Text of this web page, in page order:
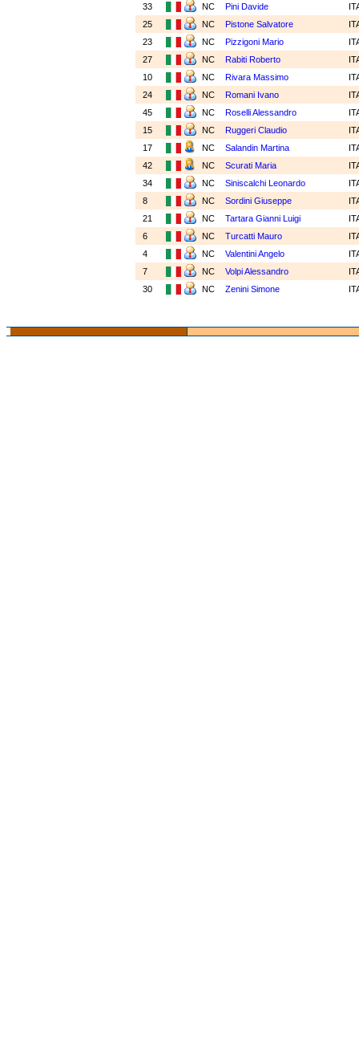
33
NC Pini Davide
25
NC Pistone Salvatore
23
NC Pizzigoni Mario
27
NC Rabiti Roberto
10
NC Rivara Massimo
24
NC Romani Ivano
45
NC Roselli Alessandro
15
NC Ruggeri Claudio
17
NC Salandin Martina
42
NC Scurati Maria
34
NC Siniscalchi Leonardo
8
NC Sordini Giuseppe
21
NC Tartara Gianni Luigi
6
NC Turcatti Mauro
4
NC Valentini Angelo
7
NC Volpi Alessandro
30
NC Zenini Simone